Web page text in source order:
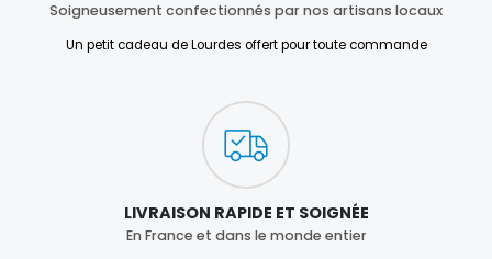
Soigneusement confectionnés par nos artisans locaux
Un petit cadeau de Lourdes offert pour toute commande
LIVRAISON RAPIDE ET SOIGNÉE
En France et dans le monde entier